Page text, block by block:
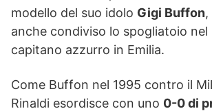
modello del suo idolo Gigi Buffon
anche condiviso lo spogliatoio nel
capitano azzurro in Emilia.
Come Buffon nel 1995 contro il
Rinaldi esordisce con uno 0-0 di